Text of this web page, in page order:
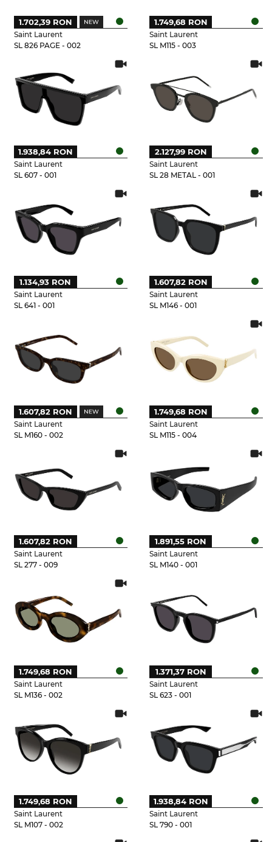
Saint Laurent
SL 826 PAGE - 002
1.702,39 RON
Saint Laurent
SL M115 - 003
1.749,68 RON
Saint Laurent
SL 607 - 001
1.938,84 RON
Saint Laurent
SL 28 METAL - 001
2.127,99 RON
Saint Laurent
SL 641 - 001
1.134,93 RON
Saint Laurent
SL M146 - 001
1.607,82 RON
Saint Laurent
SL M160 - 002
1.607,82 RON
Saint Laurent
SL M115 - 004
1.749,68 RON
Saint Laurent
SL 277 - 009
1.607,82 RON
Saint Laurent
SL M140 - 001
1.891,55 RON
Saint Laurent
SL M136 - 002
1.749,68 RON
Saint Laurent
SL 623 - 001
1.371,37 RON
Saint Laurent
SL M107 - 002
1.749,68 RON
Saint Laurent
SL 790 - 001
1.938,84 RON